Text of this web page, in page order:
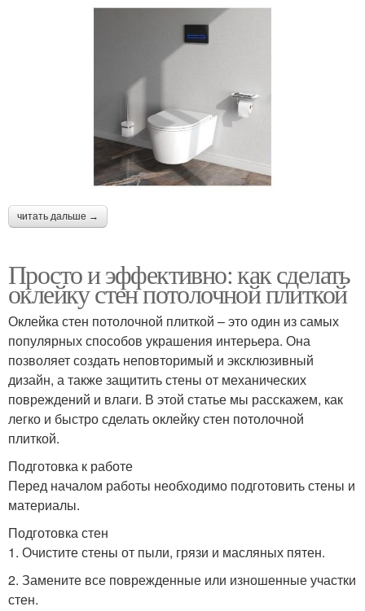
читать дальше →
Просто и эффективно: как сделать
оклейку стен потолочной плиткой
Оклейка стен потолочной плиткой – это один из самых
популярных способов украшения интерьера. Она
позволяет создать неповторимый и эксклюзивный
дизайн, а также защитить стены от механических
повреждений и влаги. В этой статье мы расскажем, как
легко и быстро сделать оклейку стен потолочной
плиткой.
Подготовка к работе
Перед началом работы необходимо подготовить стены и
материалы.
Подготовка стен
1. Очистите стены от пыли, грязи и масляных пятен.
2. Замените все поврежденные или изношенные участки
стен.